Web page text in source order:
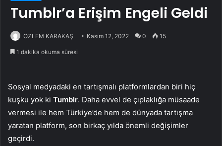
Tumblr’a Erişim Engeli Geldi
ÖZLEM KARAKAŞ Kasım 12, 2022 0 15
1 dakika okuma süresi
Sosyal medyadaki en tartışmalı platformlardan biri hiç
kuşku yok ki Tumblr. Daha evvel de çıplaklığa müsaade
vermesi ile hem Türkiye’de hem de dünyada tartışma
yaratan platform, son birkaç yılda önemli değişimler
geçirdi.